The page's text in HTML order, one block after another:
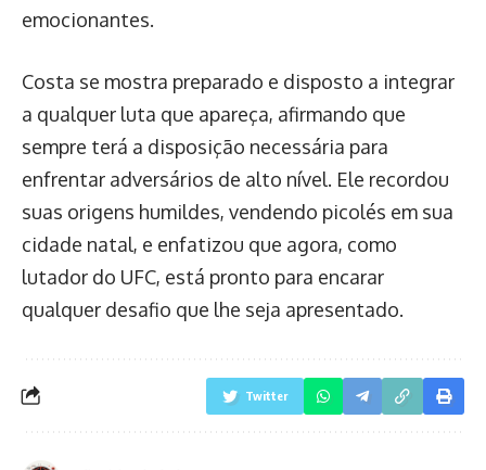
emocionantes.
Costa se mostra preparado e disposto a integrar
a qualquer luta que apareça, afirmando que
sempre terá a disposição necessária para
enfrentar adversários de alto nível. Ele recordou
suas origens humildes, vendendo picolés em sua
cidade natal, e enfatizou que agora, como
lutador do UFC, está pronto para encarar
qualquer desafio que lhe seja apresentado.
Twitter